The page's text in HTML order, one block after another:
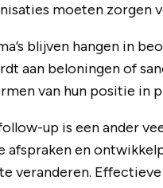
moeten zorgen
blijven hangen in
aan beloningen of
van hun positie in
up is een ander
afspraken en
veranderen.